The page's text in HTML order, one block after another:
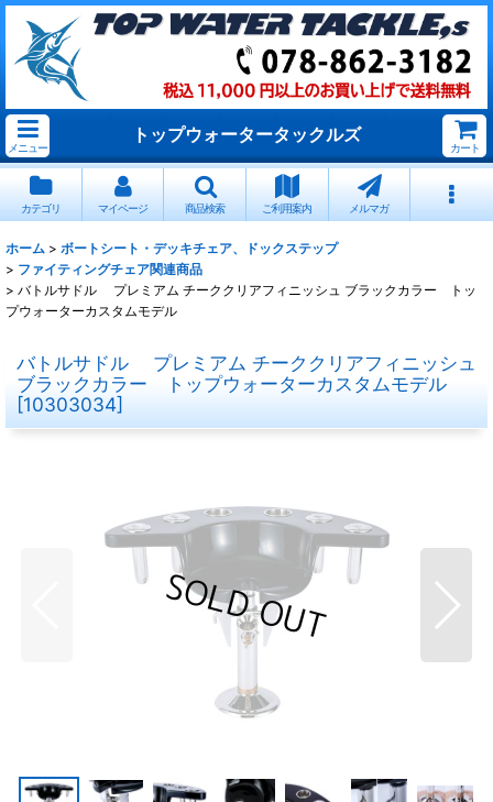
メニュー
トップウォータータックルズ
カート
カテゴリ マイページ 商品検索 ご利用案内 メルマガ
ホーム > ボートシート・デッキチェア、ドックステップ
> ファイティングチェア関連商品
> バトルサドル プレミアム チーククリアフィニッシュ ブラックカラー トッ
プウォーターカスタムモデル
バトルサドル プレミアム チーククリアフィニッシュ
ブラックカラー トップウォーターカスタムモデル
[10303034]